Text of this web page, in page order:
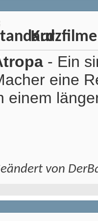
Kurzfilme
- Ein
eine
einem
von